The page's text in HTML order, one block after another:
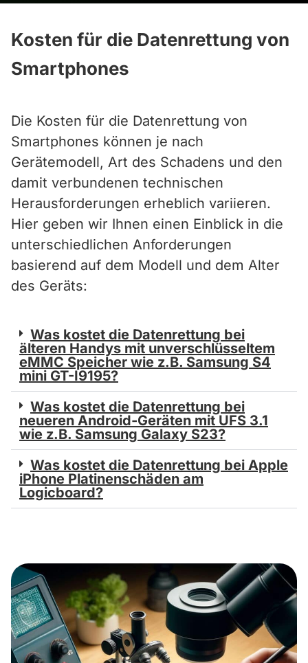
Kosten für die Datenrettung von
Smartphones
Die Kosten für die Datenrettung von
Smartphones können je nach
Gerätemodell, Art des Schadens und den
damit verbundenen technischen
Herausforderungen erheblich variieren.
Hier geben wir Ihnen einen Einblick in die
unterschiedlichen Anforderungen
basierend auf dem Modell und dem Alter
des Geräts:
Was kostet die Datenrettung bei
älteren Handys mit unverschlüsseltem
eMMC Speicher wie z.B. Samsung S4
mini GT-I9195?
Was kostet die Datenrettung bei
neueren Android-Geräten mit UFS 3.1
wie z.B. Samsung Galaxy S23?
Was kostet die Datenrettung bei Apple
iPhone Platinenschäden am
Logicboard?